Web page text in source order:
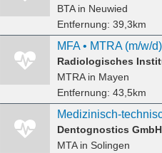
BTAin Neuwied
Entfernung: 39,3km
Radiologisches
MTRAin Mayen
Entfernung: 43,5km
Dentognostics GmbH
MTAin Solingen